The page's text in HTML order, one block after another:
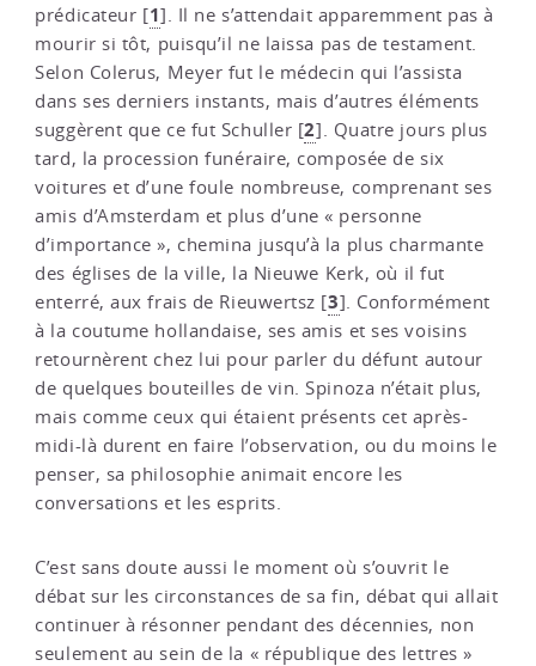
prédicateur [1]. Il ne s’attendait apparemment pas à
mourir si tôt, puisqu’il ne laissa pas de testament.
Selon Colerus, Meyer fut le médecin qui l’assista
dans ses derniers instants, mais d’autres éléments
suggèrent que ce fut Schuller [2]. Quatre jours plus
tard, la procession funéraire, composée de six
voitures et d’une foule nombreuse, comprenant ses
amis d’Amsterdam et plus d’une « personne
d’importance », chemina jusqu’à la plus charmante
des églises de la ville, la Nieuwe Kerk, où il fut
enterré, aux frais de Rieuwertsz [3]. Conformément
à la coutume hollandaise, ses amis et ses voisins
retournèrent chez lui pour parler du défunt autour
de quelques bouteilles de vin. Spinoza n’était plus,
mais comme ceux qui étaient présents cet après-
midi-là durent en faire l’observation, ou du moins le
penser, sa philosophie animait encore les
conversations et les esprits.
C’est sans doute aussi le moment où s’ouvrit le
débat sur les circonstances de sa fin, débat qui allait
continuer à résonner pendant des décennies, non
seulement au sein de la « république des lettres »